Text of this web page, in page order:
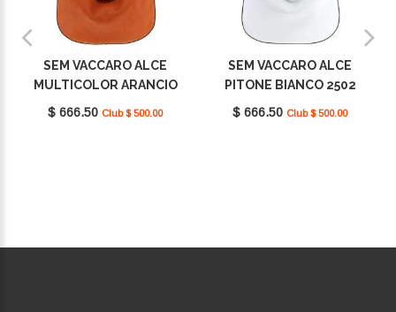
SEM VACCARO ALCE
MULTICOLOR ARANCIO
2502
$ 666.50 Club $ 500.00
SEM VACCARO ALCE
PITONE BIANCO 2502
$ 666.50 Club $ 500.00